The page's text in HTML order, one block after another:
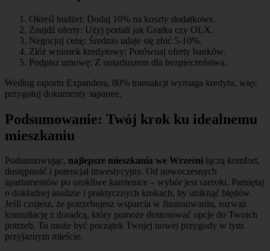
Określ budżet: Dodaj 10% na koszty dodatkowe.
Znajdź oferty: Użyj portali jak Gratka czy OLX.
Negocjuj cenę: Średnio udaje się zbić 5-10%.
Złóż wniosek kredytowy: Porównaj oferty banków.
Podpisz umowę: Z notariuszem dla bezpieczeństwa.
Według raportu Expandera, 80% transakcji wymaga kredytu, więc
przygotuj dokumenty заранее.
Podsumowanie: Twój krok ku idealnemu
mieszkaniu
Podsumowując, najlepsze mieszkania we Wrześni łączą komfort,
dostępność i potencjał inwestycyjny. Od nowoczesnych
apartamentów po urokliwe kamienice – wybór jest szeroki. Pamiętaj
o dokładnej analizie i praktycznych krokach, by uniknąć błędów.
Jeśli czujesz, że potrzebujesz wsparcia w finansowaniu, rozważ
konsultację z doradcą, który pomoże dostosować opcje do Twoich
potrzeb. To może być początek Twojej nowej przygody w tym
przyjaznym mieście.